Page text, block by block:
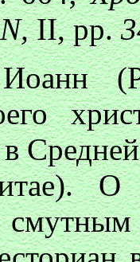
II, pp.
в
О